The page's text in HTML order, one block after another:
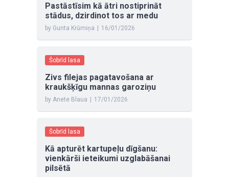
Pastāstīsim kā ātri nostiprināt
stādus, dzirdinot tos ar medu
by Gunta Krūmiņa | 16/01/2026
Šobrīd lasa
Zivs filejas pagatavošana ar
kraukšķīgu mannas garoziņu
by Anete Blaua | 17/01/2026
Šobrīd lasa
Kā apturēt kartupeļu dīgšanu:
vienkārši ieteikumi uzglabāšanai
pilsētā